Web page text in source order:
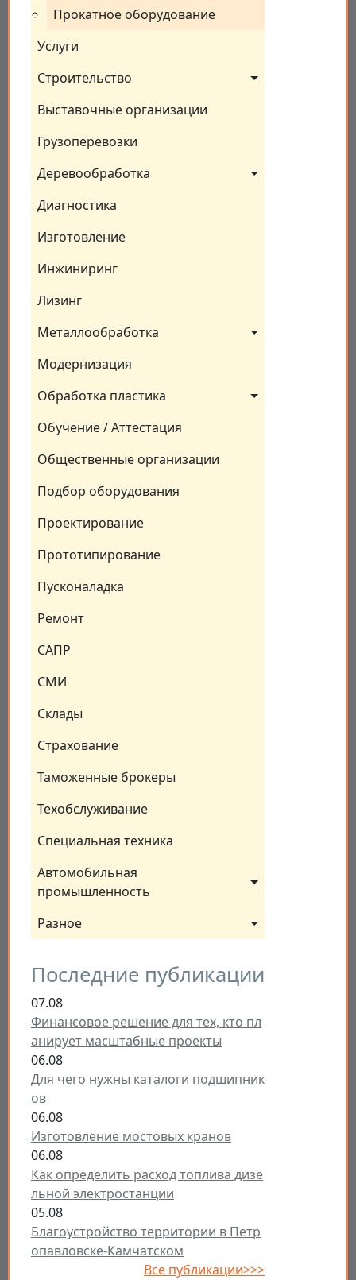
Прокатное оборудование
Услуги
Строительство
Выставочные организации
Грузоперевозки
Деревообработка
Диагностика
Изготовление
Инжиниринг
Лизинг
Металлообработка
Модернизация
Обработка пластика
Обучение / Аттестация
Общественные организации
Подбор оборудования
Проектирование
Прототипирование
Пусконаладка
Ремонт
САПР
СМИ
Склады
Страхование
Таможенные брокеры
Техобслуживание
Специальная техника
Автомобильная
промышленность
Разное
Последние публикации
07.08
Финансовое решение для тех, кто пл
анирует масштабные проекты
06.08
Для чего нужны каталоги подшипник
ов
06.08
Изготовление мостовых кранов
06.08
Как определить расход топлива дизе
льной электростанции
05.08
Благоустройство территории в Петр
опавловске-Камчатском
Все публикации>>>